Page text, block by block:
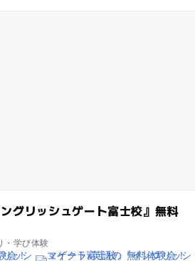
グリッシュゲート富士校』無料
・学び体験